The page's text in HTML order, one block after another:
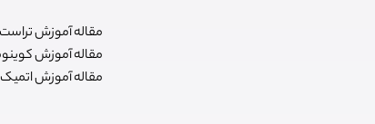
مقاله آموزش
مقاله آموزش
مقاله آموزش